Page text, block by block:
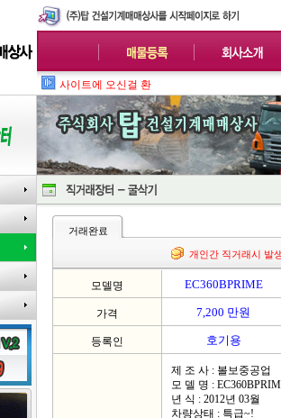
사이트에 오신걸 환영합니다.
거래완료
개인간 직거래시 발
모델명 EC360BPRIME
가격 7,200 만원
등록인 호기용
제 조 사 : 볼보중공업
모 델 명 :
년 식 : 2012년 03월
차량상태 : 특급~!